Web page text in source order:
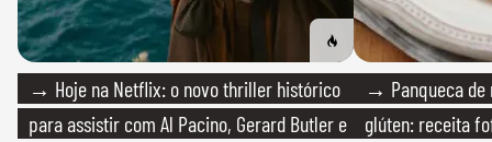
→ Hoje na Netflix: o novo thriller histórico
para assistir com Al Pacino, Gerard Butler e
→ Panqueca de
glúten: receita